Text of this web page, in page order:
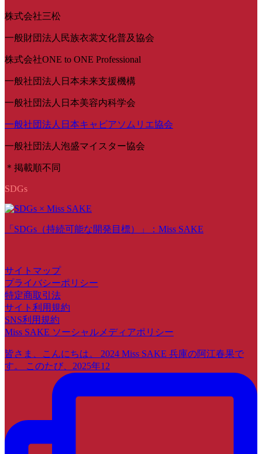
株式会社三松
一般財団法人民族衣裳文化普及協会
株式会社ONE to ONE Professional
一般社団法人日本未来支援機構
一般社団法人日本美容内科学会
一般社団法人日本キャビアソムリエ協会
一般社団法人泡盛マイスター協会
＊掲載順不同
SDGs
「SDGs（持続可能な開発目標）」：Miss SAKE
サイトマップ
プライバシーポリシー
特定商取引法
サイト利用規約
SNS利用規約
Miss SAKE ソーシャルメディアポリシー
皆さま、こんにちは。 2024 Miss SAKE 兵庫の阿江春果で
す。 このたび、2025年12